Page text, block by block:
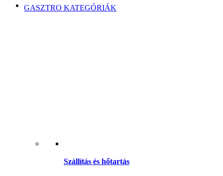
GASZTRO KATEGÓRIÁK
Szállítás és hőtartás